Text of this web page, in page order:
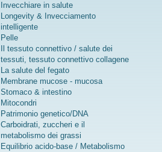
Invecchiare in salute
Longevity & Invecciamento
intelligente
Pelle
Il tessuto connettivo / salute dei
tessuti, tessuto connettivo collagene
La salute del fegato
Membrane mucose - mucosa
Stomaco & intestino
Mitocondri
Patrimonio genetico/DNA
Carboidrati, zuccheri e il
metabolismo dei grassi
Equilibrio acido-base / Metabolismo